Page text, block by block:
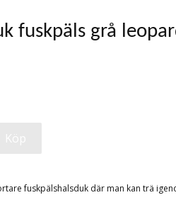
fuskpäls grå
fuskpälshalsduk där man kan trä